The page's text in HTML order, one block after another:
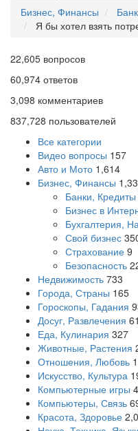
Бизнес, Финансы
Я бы хотел взять
22,605 вопросов
60,974 ответов
3,098 комментариев
837,728 пользователей
Все категории
Видео вопросы 157
Авто и Мото 1,614
Бизнес, Финансы
Банки, Кредиты
Бизнес в
Бухгалтерия,
Свой бизнес
Страхование 9
Безопасность
Недвижимость 733
Города, Страны 165
Гороскопы, Гадания
Досуг, Развлечения
Еда, Кулинария 327
Животные, Растения
Отношения, Любовь
Искусство, Культура
Компьютерные игры
Компьютеры, Связь
Красота, Здоровье